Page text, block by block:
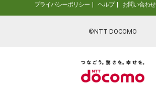
プライバシーポリシー ヘルプ お問い合わせ
©NTT DOCOMO